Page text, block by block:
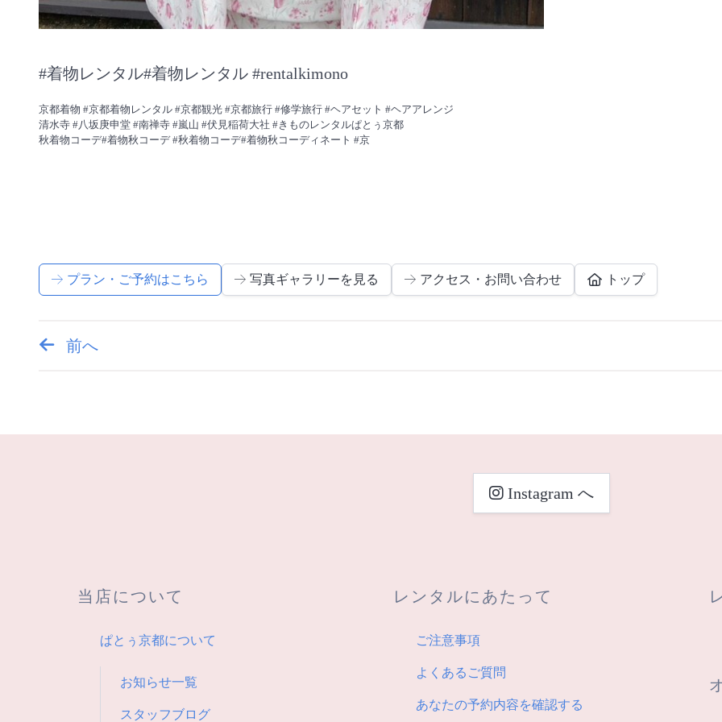
#着物レンタル#着物レンタル #rentalkimono
京都着物 #京都着物レンタル #京都観光 #京都旅行 #修学旅行 #ヘアセット #ヘアアレンジ
清水寺 #八坂庚申堂 #南禅寺 #嵐山 #伏見稲荷大社 #きものレンタルぱとぅ京都
秋着物コーデ#着物秋コーデ #秋着物コーデ#着物秋コーディネート #京
プラン・ご予約はこちら 写真ギャラリーを見る アクセス・お問い合わせ トップ
投
ナ
前へ
Instagram へ
当店について
ぱとぅ京都について
お知らせ一覧
スタッフブログ
レンタルにあたって
ご注意事項
よくあるご質問
あなたの予約内容を確認する